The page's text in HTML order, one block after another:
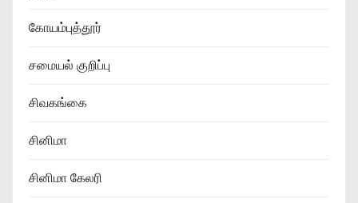
கோயம்புத்தூர்
சமையல் குறிப்பு
சிவகங்கை
சினிமா
சினிமா கேலரி